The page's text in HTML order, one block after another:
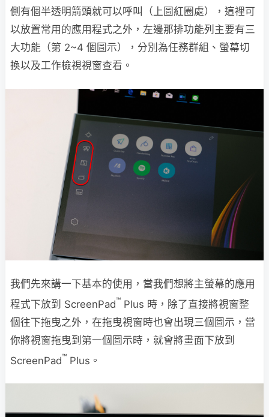
側有個半透明箭頭就可以呼叫（上圖紅圈處），這裡可
以放置常用的應用程式之外，左邊那排功能列主要有三
大功能（第 2~4 個圖示），分別為任務群組、螢幕切
換以及工作檢視視窗查看。
我們先來講一下基本的使用，當我們想將主螢幕的應用
程式下放到 ScreenPad™ Plus 時，除了直接將視窗整
個往下拖曳之外，在拖曳視窗時也會出現三個圖示，當
你將視窗拖曳到第一個圖示時，就會將畫面下放到
ScreenPad™ Plus。